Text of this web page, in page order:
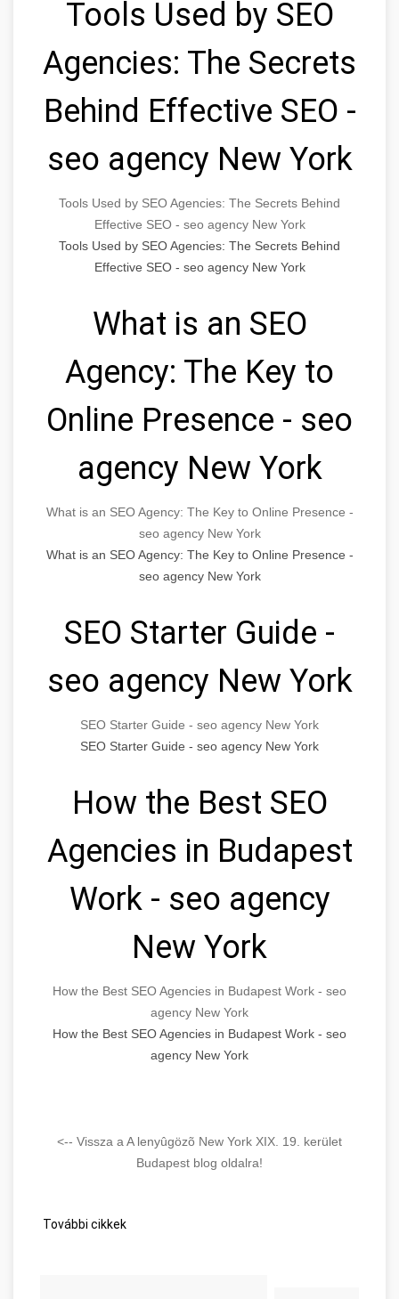
Tools Used by SEO
Agencies: The Secrets
Behind Effective SEO -
seo agency New York
Tools Used by SEO Agencies: The Secrets Behind
Effective SEO - seo agency New York
Tools Used by SEO Agencies: The Secrets Behind
Effective SEO - seo agency New York
What is an SEO
Agency: The Key to
Online Presence - seo
agency New York
What is an SEO Agency: The Key to Online Presence -
seo agency New York
What is an SEO Agency: The Key to Online Presence -
seo agency New York
SEO Starter Guide -
seo agency New York
SEO Starter Guide - seo agency New York
SEO Starter Guide - seo agency New York
How the Best SEO
Agencies in Budapest
Work - seo agency
New York
How the Best SEO Agencies in Budapest Work - seo
agency New York
How the Best SEO Agencies in Budapest Work - seo
agency New York
<-- Vissza a A lenyûgözõ New York XIX. 19. kerület
Budapest blog oldalra!
További cikkek